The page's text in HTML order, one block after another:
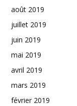
août 2019
juillet 2019
juin 2019
mai 2019
avril 2019
mars 2019
février 2019